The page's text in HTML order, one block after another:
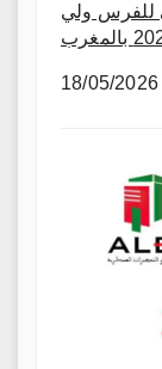
للفرس ولي
18/05/2026